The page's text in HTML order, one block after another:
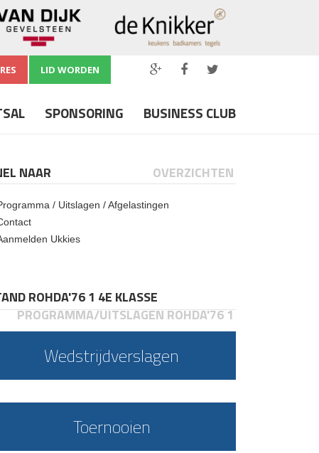
LID WORDEN
SPONSORING BUSINESS CLUB
NAAR OVERZICHTEN
/ Uitslagen / Afgelastingen
Ukkies
ROHDA'76 1 4E KLASSE
PROGRAMMA/UITSLAGEN ROHDA'76 1
Wedstrijdverslagen
Toernooien